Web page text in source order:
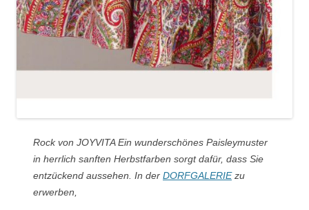
Rock von JOYVITA Ein wunderschönes Paisleymuster
in herrlich sanften Herbstfarben sorgt dafür, dass Sie
entzückend aussehen. In der DORFGALERIEzu
erwerben,